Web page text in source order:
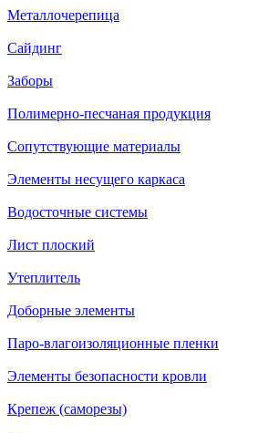
Металлочерепица
Сайдинг
Заборы
Полимерно-песчаная продукция
Сопутствующие материалы
Элементы несущего каркаса
Водосточные системы
Лист плоский
Утеплитель
Доборные элементы
Паро-влагоизоляционные пленки
Элементы безопасности кровли
Крепеж (саморезы)